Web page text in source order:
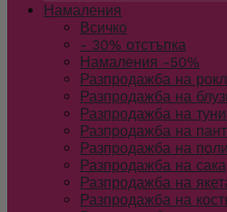
Намаления
Всичко
- 30% отстъпка
Намаления -50%
Разпродажба на
Разпродажба на
Разпродажба на
Разпродажба на
Разпродажба на поли
Разпродажба на сака
Разпродажба на
Разпродажба на